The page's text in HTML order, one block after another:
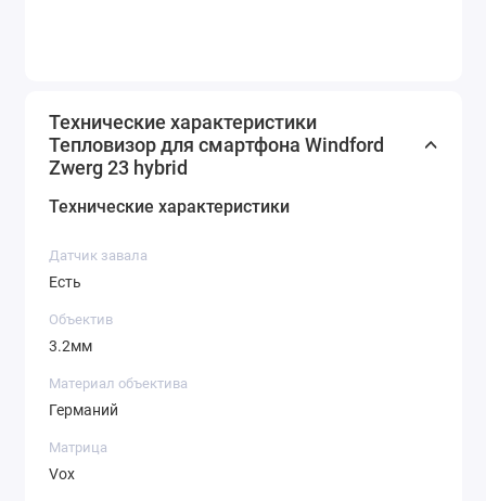
Технические характеристики
Тепловизор для смартфона Windford
Zwerg 23 hybrid
Технические характеристики
Датчик завала
Есть
Объектив
3.2мм
Материал объектива
Германий
Матрица
Vox